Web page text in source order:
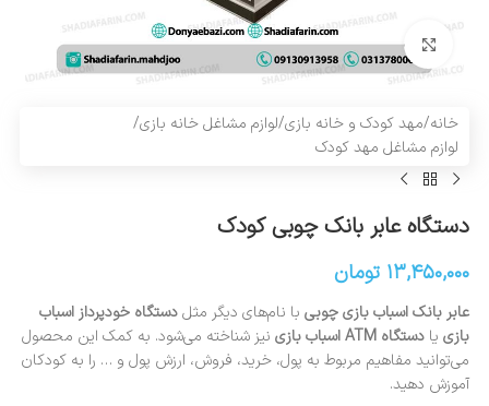
بزرگنمایی تصویر
خانه/مهد کودک و خانه بازی/لوازم مشاغل خانه بازی/
لوازم مشاغل مهد کودک
دستگاه عابر بانک چوبی کودک
۱۳,۴۵۰,۰۰۰ تومان
عابر بانک اسباب بازی چوبی با نام‌های دیگر مثلدستگاه خودپرداز اسباب
بازی یا دستگاه ATM اسباب بازی
نیز شناخته می‌شود. به کمک این محصول
می‌توانید مفاهیم مربوط به پول، خرید، فروش، ارزش پول و … را به کودکان
آموزش دهید.